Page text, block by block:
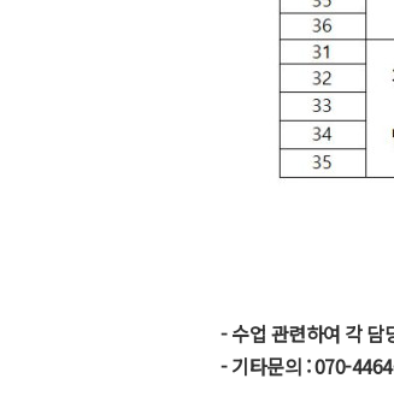
- 수업 관련하여 각 담
- 기타문의 : 070-